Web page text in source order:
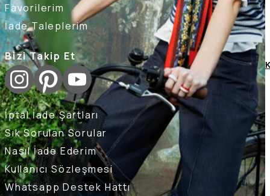
Favorilerim
İade Taleplerim
Bizi Takip Et
İptal İade Şartları
Sık Sorulan Sorular
Nasıl İade Ederim
Kullanıcı Sözleşmesi
Whatsapp Destek Hattı